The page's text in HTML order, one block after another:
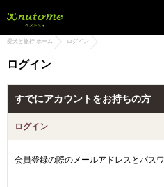
愛犬と旅行 ホーム ログイン
ログイン
すでにアカウントをお持ちの方
ログイン
会員登録の際のメールアドレスとパス